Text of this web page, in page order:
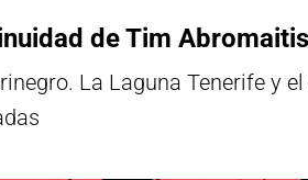
de Tim Abromaitis
La Laguna Tenerife y